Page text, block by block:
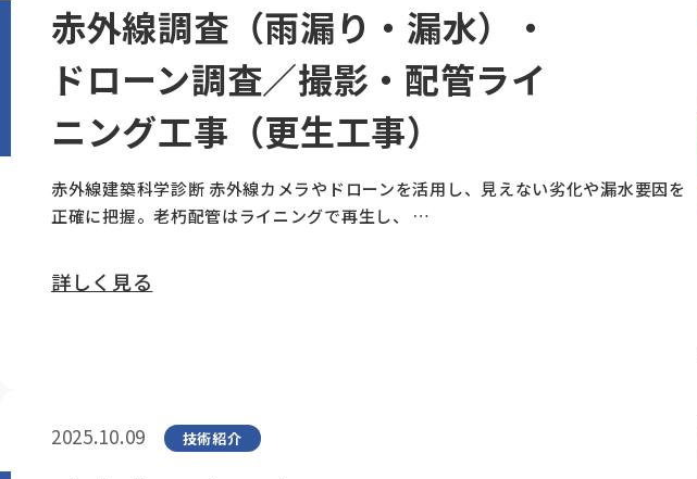
赤外線調査（雨漏り・漏水）・
ドローン調査／撮影・配管ライ
ニング工事（更生工事）
赤外線建築科学診断 赤外線カメラやドローンを活用し、見えない劣化や漏水要因を
正確に把握。老朽配管はライニングで再生し、 …
詳しく見る
2025.10.09 技術紹介